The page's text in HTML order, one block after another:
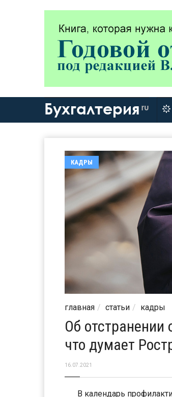
Бухгалтерия ru
КАДРЫ
главная статьи кадры
Об
что думает
16.07.2021
В календарь